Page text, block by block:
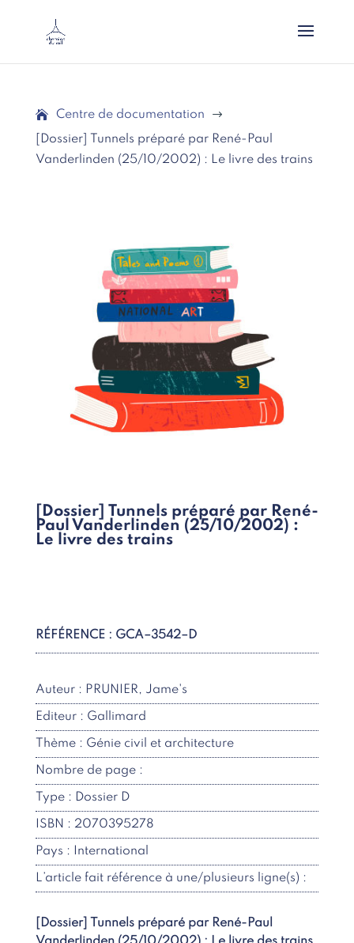
Centre de documentation
$
[Dossier] Tunnels préparé par René-Paul
Vanderlinden (25/10/2002) : Le livre des trains
[Dossier] Tunnels préparé par René-
Paul Vanderlinden (25/10/2002) :
Le livre des trains
RÉFÉRENCE : GCA–3542–D
Auteur : PRUNIER, Jame's
Editeur : Gallimard
Thème : Génie civil et architecture
Nombre de page :
Type : Dossier D
ISBN : 2070395278
Pays : International
L’article fait référence à une/plusieurs ligne(s) :
[Dossier] Tunnels préparé par René-Paul